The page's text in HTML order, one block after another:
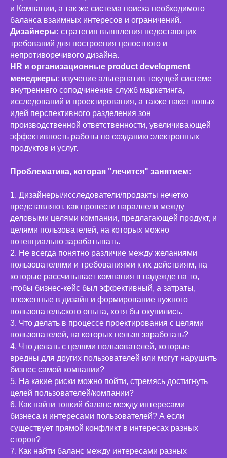
и Компании, а так же система поиска необходимого
баланса взаимных интересов и ограничений.
Дизайнеры: стратегия выявления недостающих
требований для построения целостного и
непротиворечивого дизайна.
HR и организационные product development
менеджеры: изучение альтернатив текущей системе
внутреннего соподчинение служб маркетинга,
исследований и проектирования, а также пакет новых
идей перспективного разделения зон
производственной ответственности, увеличивающей
эффективность работы по созданию электронных
продуктов и услуг.
Проблематика, которая "лечится" занятием:
1. Дизайнеры/исследователи/продакты нечетко
представляют, как провести параллели между
деловыми целями компании, предлагающей продукт, и
целями пользователей, на которых можно
потенциально зарабатывать.
2. Не всегда понятно различие между желаниями
пользователями и требованиями к их действиям, на
которые рассчитывает компания в надежде на то,
чтобы бизнес-кейс был эффективный, а затраты,
вложенные в дизайн и формирование нужного
пользовательского опыта, хотя бы окупились.
3. Что делать в процессе проектирования с целями
пользователей, на которых нельзя заработать?
4. Что делать с целями пользователей, которые
вредны для других пользователей или могут нарушить
бизнес самой компании?
5. На какие риски можно пойти, стремясь достигнуть
целей пользователей/компании?
6. Как найти тонкий баланс между интересами
бизнеса и интересами пользователей? А если
существует прямой конфликт в интересах разных
сторон?
7. Как найти баланс между интересами разных